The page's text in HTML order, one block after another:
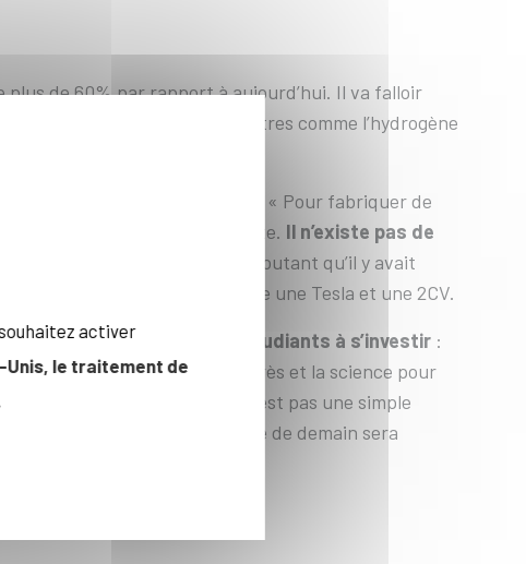
de 60% par rapport à aujourd’hui. Il va falloir
et nucléaire. A côté, d’autres comme l’hydrogène
Bruno Bonnell a répondu : « Pour fabriquer de
Le nucléaire est une piste. Il n’existe pas de
des positions idéologiques » ajoutant qu’il y avait
celles des années 70 qu’entre une Tesla et une 2CV.
Bruno Bonnell
a invité les étudiants à s’investir :
à faire avancer le progrès et la science pour
écologique, ndlr], qui n’est pas une simple
à vous de déterminer si le monde de demain sera
activer
le traitement de